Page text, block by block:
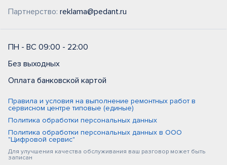
Партнерство: reklama@pedant.ru
ПН - ВС 09:00 - 22:00
Без выходных
Оплата банковской картой
Правила и условия на выполнение ремонтных работ в
сервисном центре типовые (единые)
Политика обработки персональных данных
Политика обработки персональных данных в ООО
"Цифровой сервис"
Для улучшения качества обслуживания ваш разговор может быть
записан